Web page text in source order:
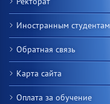
Иностранным студентам
Обратная связь
Карта сайта
Оплата за обучение